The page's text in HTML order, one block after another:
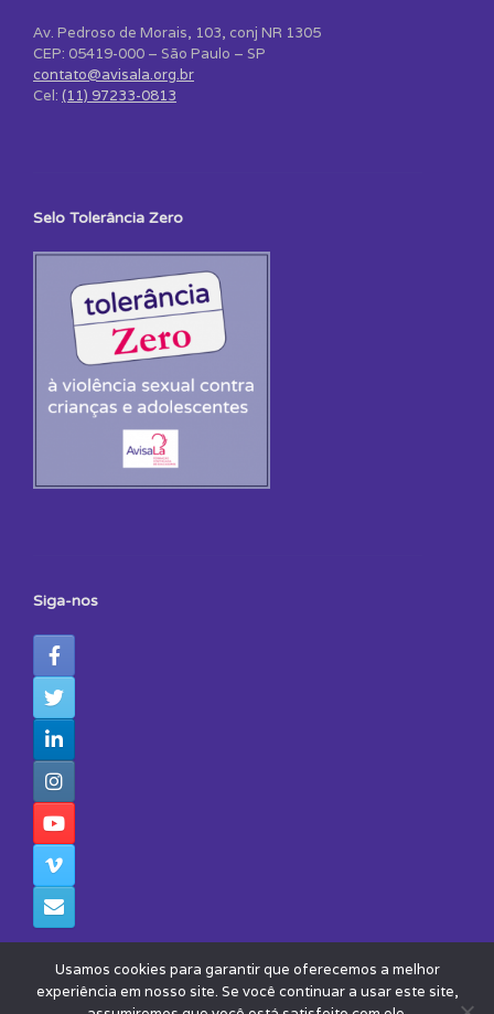
Av. Pedroso de Morais, 103, conj NR 1305
CEP: 05419-000 – São Paulo – SP
contato@avisala.org.br
Cel: (11) 97233-0813
Selo Tolerância Zero
Siga-nos
Usamos cookies para garantir que oferecemos a melhor
experiência em nosso site. Se você continuar a usar este site,